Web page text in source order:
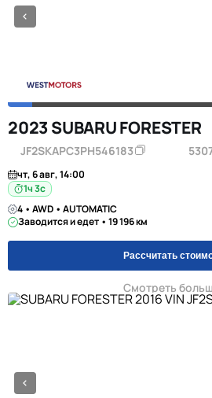
2023 SUBARU FORESTER
JF2SKAPC3PH546183
чт, 6 авг, 14:00
1ч 2с
4 • AWD • AUTOMATIC
Заводится и едет • 19 196 км
Рассчитать
Смотреть